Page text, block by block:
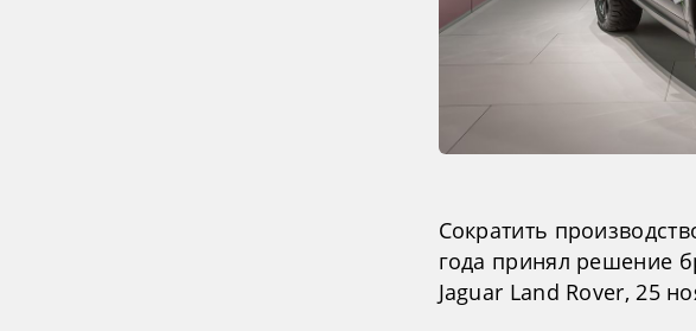
Сократить
года принял решение
Jaguar Land Rover, 25